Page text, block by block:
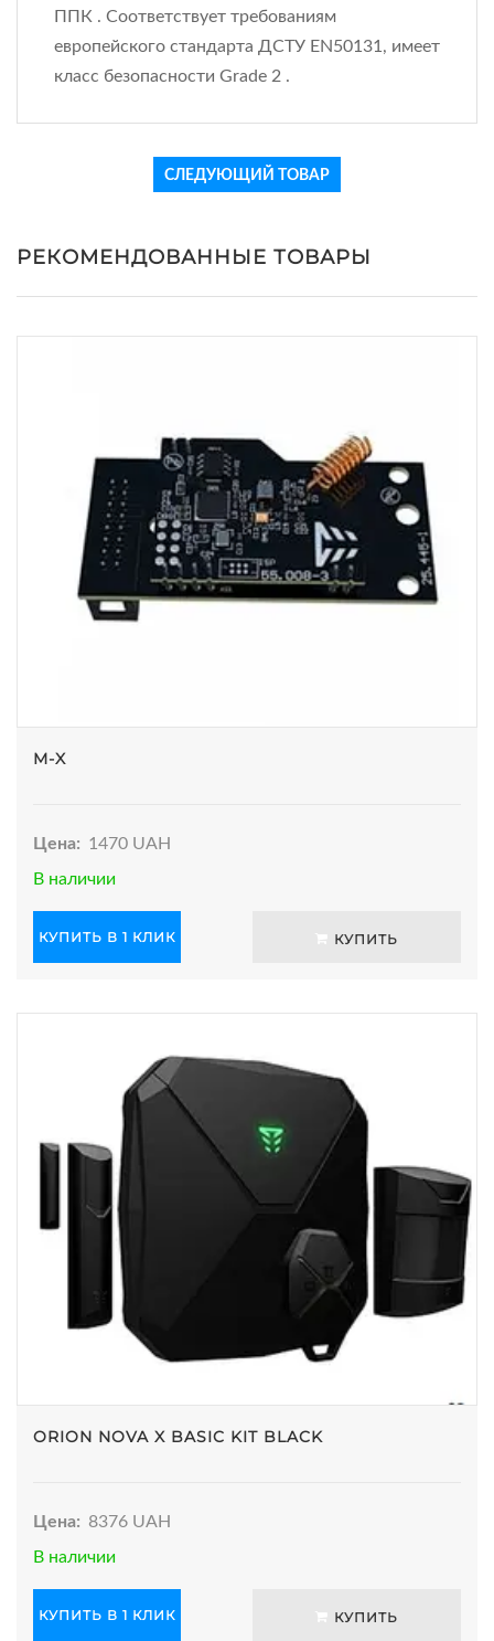
ППК . Соответствует требованиям
европейского стандарта ДСТУ EN50131, имеет
класс безопасности Grade 2 .
СЛЕДУЮЩИЙ ТОВАР
РЕКОМЕНДОВАННЫЕ ТОВАРЫ
M-X
Цена: 1470 UAH
В наличии
КУПИТЬ В 1 КЛИК КУПИТЬ
ORION NOVA X BASIC KIT BLACK
Цена: 8376 UAH
В наличии
КУПИТЬ В 1 КЛИК КУПИТЬ